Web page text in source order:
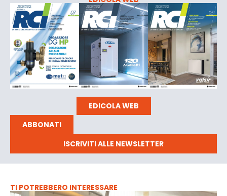
EDICOLA WEB
ABBONATI
ISCRIVITI ALLE NEWSLETTER
TI POTREBBERO INTERESSARE